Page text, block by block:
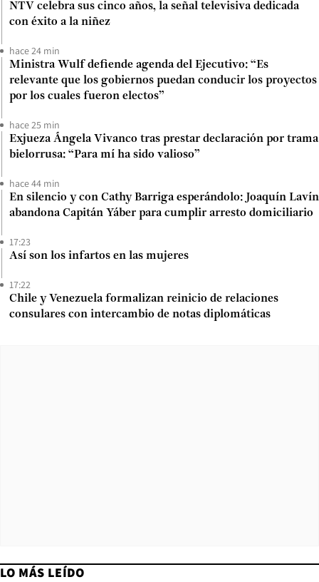
NTV celebra sus cinco años, la señal televisiva dedicada
con éxito a la niñez
hace 24 min
Ministra Wulf defiende agenda del Ejecutivo: “Es
relevante que los gobiernos puedan conducir los proyectos
por los cuales fueron electos”
hace 25 min
Exjueza Ángela Vivanco tras prestar declaración por trama
bielorrusa: “Para mí ha sido valioso”
hace 44 min
En silencio y con Cathy Barriga esperándolo: Joaquín Lavín
abandona Capitán Yáber para cumplir arresto domiciliario
17:23
Así son los infartos en las mujeres
17:22
Chile y Venezuela formalizan reinicio de relaciones
consulares con intercambio de notas diplomáticas
LO MÁS LEÍDO